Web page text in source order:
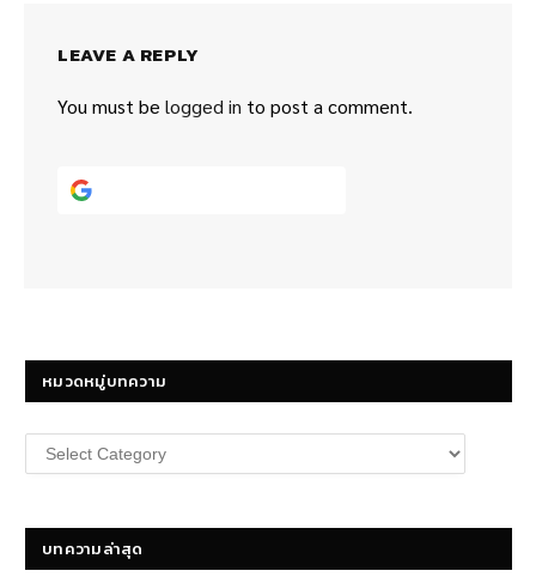
LEAVE A REPLY
You must be logged in to post a comment.
หมวดหมู่บทความ
หมวด
หมู่
บทความล่าสุด